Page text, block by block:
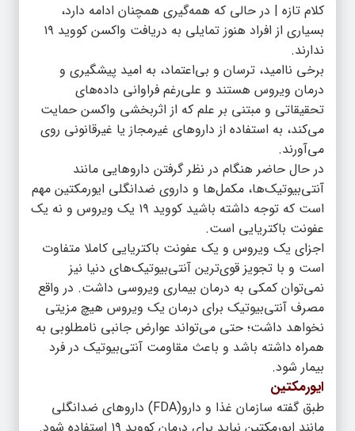
کلام تازه | در حالی که همه‌گیری همچنان ادامه دارد،
بسیاری از افراد هنوز تمایلی به دریافت واکسن کووید ۱۹
ندارند.
برخی ناامید، ترسان و بی‌اعتماد، به امید پیشگیری و
درمان ویروس هستند و علی‌رغم فراوانی داده‌های
تحقیقاتی و مبتنی بر علم که از اثربخشی واکسن حمایت
می‌کند، به استفاده از داروهای غیرمجاز یا غیرقانونی روی
می‌آورند.
در حال حاضر هنگام در نظر گرفتن داروهایی مانند
آنتی‌بیوتیک‌ها، مکمل‌ها و داروی ضدانگلی ایورمکتین مهم
است که توجه داشته باشید کووید ۱۹ یک ویروس و نه یک
عفونت باکتریایی است.
اجزای یک ویروس و یک عفونت باکتریایی کاملا متفاوت
است و با تجویز قوی‌ترین آنتی‌بیوتیک‌های دنیا نیز
نمی‌توان کمکی به درمان بیماری ویروسی داشت. در واقع
مصرف آنتی‌بیوتیک برای درمان یک ویروس هیچ مزیتی
نخواهد داشت؛ حتی می‌تواند عوارض جانبی نامطلوبی به
همراه داشته باشد و باعث مقاومت آنتی‌بیوتیک‌ در فرد
بیمار شود.
ایورمکتین
طبق گفته سازمان غذا و دارو(FDA) داروهای ضدانگلی